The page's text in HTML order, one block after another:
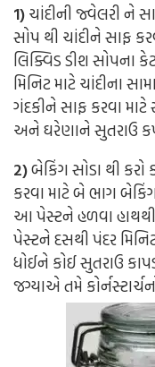
1)ચાંદીની જ્વેલરી ને
સોપ થી ચાંદીને સાફ
લિક્વિડ ડીશ સોપના
મિનિટ માટે ચાંદીના
ગંદકીને સાફ કરવા માટે
અને ઘરેણાને સુતરાઉ
2)બેકિંગ સોડા થી કરો
કરવા માટે બે ભાગ
આ પેસ્ટને હળવા હાથથી
પેસ્ટને દસથી પંદર
ધોઈને કોઈ સુતરાઉ
જગ્યાએ તમે